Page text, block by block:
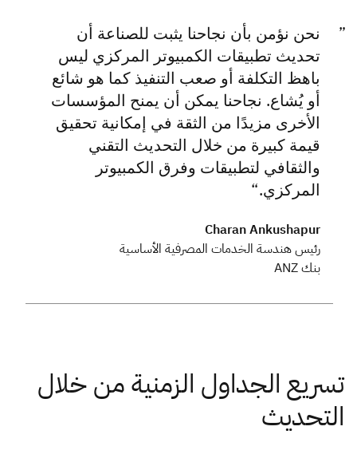
نحن نؤمن بأن نجاحنا يثبت للصناعة أن
تحديث تطبيقات الكمبيوتر المركزي ليس
باهظ التكلفة أو صعب التنفيذ كما هو شائع
أو يُشاع. نجاحنا يمكن أن يمنح المؤسسات
الأخرى مزيدًا من الثقة في إمكانية تحقيق
قيمة كبيرة من خلال التحديث التقني
والثقافي لتطبيقات وفرق الكمبيوتر
المركزي.
Charan Ankushapur
رئيس هندسة الخدمات المصرفية الأساسية
بنك ANZ